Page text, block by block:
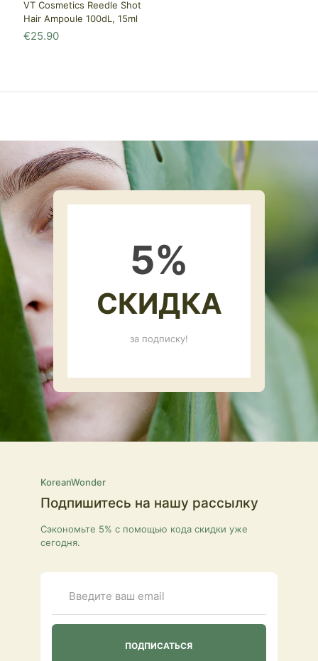
VT Cosmetics Reedle Shot
Hair Ampoule 100dL, 15ml
€25.90
5%
СКИДКА
за подписку!
KoreanWonder
Подпишитесь на нашу рассылку
Сэкономьте 5% с помощью кода скидки уже
сегодня.